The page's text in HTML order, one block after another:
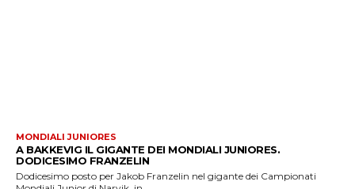
MONDIALI JUNIORES
A BAKKEVIG IL GIGANTE DEI MONDIALI JUNIORES.
DODICESIMO FRANZELIN
Dodicesimo posto per Jakob Franzelin nel gigante dei Campionati